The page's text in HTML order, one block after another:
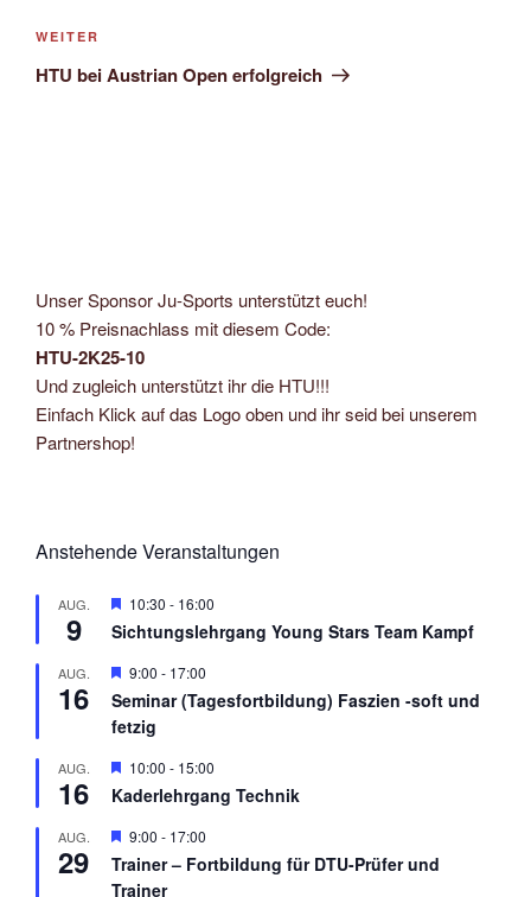
Nächster
Beitrag
WEITER
HTU bei Austrian Open erfolgreich
Unser Sponsor Ju-Sports unterstützt euch!
10 % Preisnachlass mit diesem Code:
HTU-2K25-10
Und zugleich unterstützt ihr die HTU!!!
Einfach Klick auf das Logo oben und ihr seid bei unserem
Partnershop!
Anstehende Veranstaltungen
AUG.
9
H
r
o
r
e
o
b
n
10:30 - 16:00
Sichtungslehrgang Young Stars Team Kampf
AUG.
16
H
r
v
r
e
o
b
9:00 - 17:00
Seminar (Tagesfortbildung) Faszien -soft und
fetzig
AUG.
16
H
r
o
r
10:00 - 15:00
Kaderlehrgang Technik
AUG.
29
H
r
v
9:00 - 17:00
Trainer – Fortbildung für DTU-Prüfer und
Trainer